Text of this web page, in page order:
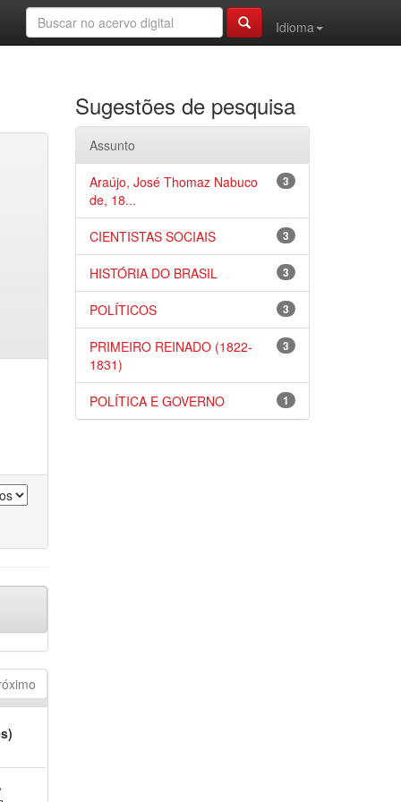
Idioma
Sugestões de pesquisa
Assunto
3
Araújo, José Thomaz Nabuco
de, 18...
3
CIENTISTAS SOCIAIS
3
HISTÓRIA DO BRASIL
3
POLÍTICOS
3
PRIMEIRO REINADO (1822-
1831)
1
POLÍTICA E GOVERNO